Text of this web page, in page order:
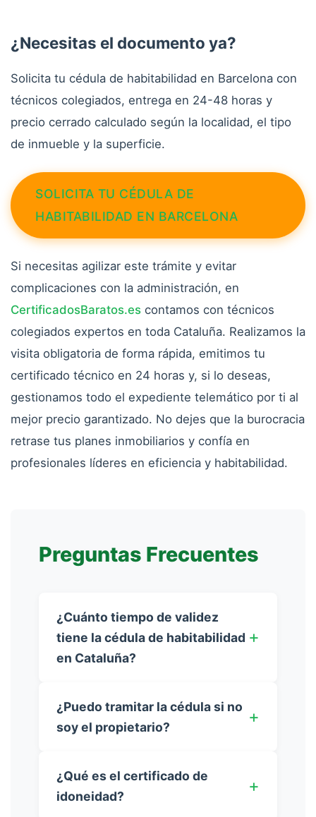
¿Necesitas el documento ya?
Solicita tu cédula de habitabilidad en Barcelona con
técnicos colegiados, entrega en 24-48 horas y
precio cerrado calculado según la localidad, el tipo
de inmueble y la superficie.
SOLICITA TU CÉDULA DE
HABITABILIDAD EN BARCELONA
Si necesitas agilizar este trámite y evitar
complicaciones con la administración, en
CertificadosBaratos.es contamos con técnicos
colegiados expertos en toda Cataluña. Realizamos la
visita obligatoria de forma rápida, emitimos tu
certificado técnico en 24 horas y, si lo deseas,
gestionamos todo el expediente telemático por ti al
mejor precio garantizado. No dejes que la burocracia
retrase tus planes inmobiliarios y confía en
profesionales líderes en eficiencia y habitabilidad.
Preguntas Frecuentes
¿Cuánto tiempo de validez
tiene la cédula de habitabilidad
en Cataluña?
¿Puedo tramitar la cédula si no
soy el propietario?
¿Qué es el certificado de
idoneidad?